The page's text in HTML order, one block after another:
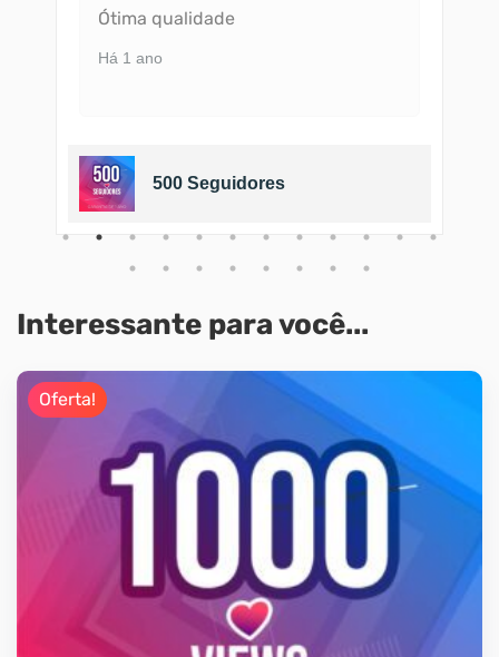
Ótima qualidade
Há 1 ano
500 Seguidores
Interessante para você...
Oferta!